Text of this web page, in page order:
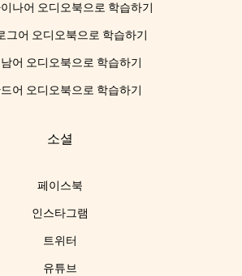
나어 오디오북으로 학습하기
그어 오디오북으로 학습하기
어 오디오북으로 학습하기
어 오디오북으로 학습하기
소셜
페이스북
인스타그램
트위터
유튜브